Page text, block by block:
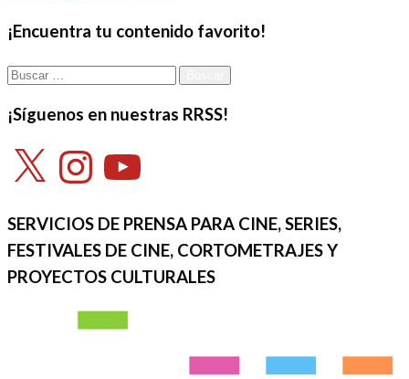
entradas
¡Encuentra tu contenido favorito!
Buscar:
¡Síguenos en nuestras RRSS!
X InstagramYouTube
SERVICIOS DE PRENSA PARA CINE, SERIES,
FESTIVALES DE CINE, CORTOMETRAJES Y
PROYECTOS CULTURALES